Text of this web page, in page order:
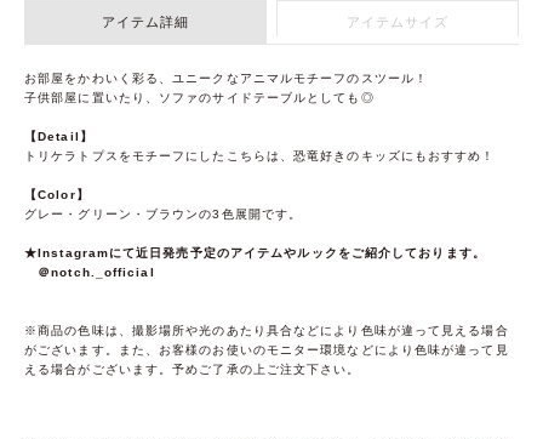
アイテム詳細 アイテムサイズ
お部屋をかわいく彩る、ユニークなアニマルモチーフのスツール！
子供部屋に置いたり、ソファのサイドテーブルとしても◎
【Detail】
トリケラトプスをモチーフにしたこちらは、恐竜好きのキッズにもおすすめ！
【Color】
グレー・グリーン・ブラウンの3色展開です。
★Instagramにて近日発売予定のアイテムやルックをご紹介しております。
＠notch._official
※商品の色味は、撮影場所や光のあたり具合などにより色味が違って見える場合
がございます。また、お客様のお使いのモニター環境などにより色味が違って見
える場合がございます。予めご了承の上ご注文下さい。